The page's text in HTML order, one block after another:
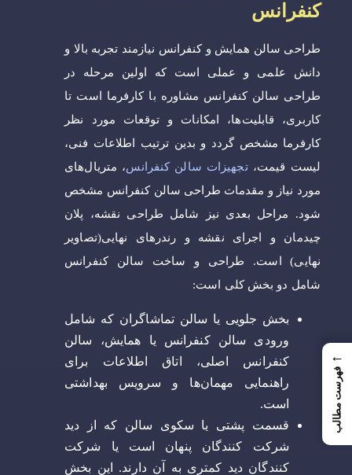
کنفرانس
طراحی سالن همایش و کنفرانس نیازمند تجربه بالا و
دانش علمی و عملی است که اولین مرحله در
طراحی سالن کنفرانس مشاوره با کارفرما است تا
کاربری، قابلیت‌ها، امکانات و توقعات مورد نظر
کارفرما مشخص گردد و بدین ترتیب اطلاعات فنی،
لیست قیمت،تجهیزات سالن کنفرانس، متریال‌های
مورد نیاز و مقدمات طراحی سالن کنفرانس مشخص
شود. مراحل بعدی نیز شامل طراحی نقشه، پلان
چیدمان و اجرای نقشه و رندرهای نهایی(تصاویر
نهایی) است. طراحی و ساخت سالن کنفرانس
شامل دو بخش کلی است:
بخش جلویی یا سالن تماشاگران که شامل
ورودی سالن کنفرانس یا همایش، سالن
کنفرانس اصلی، اتاق اطلاعات برای
راهنمایی مهمان‌ها و سرویس بهداشتی
است.
قسمت پشتی یا سکوی سالن که از دید
شرکت کنندگان پنهان است یا شرکت
کنندگان دید کمتری به آن دارند. این بخش
←
فهرست مطالب